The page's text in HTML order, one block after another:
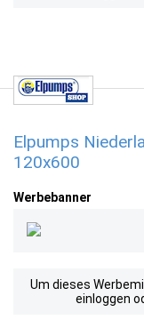
Elpumps
120x600
Werbebanner
Um dieses
einloggen